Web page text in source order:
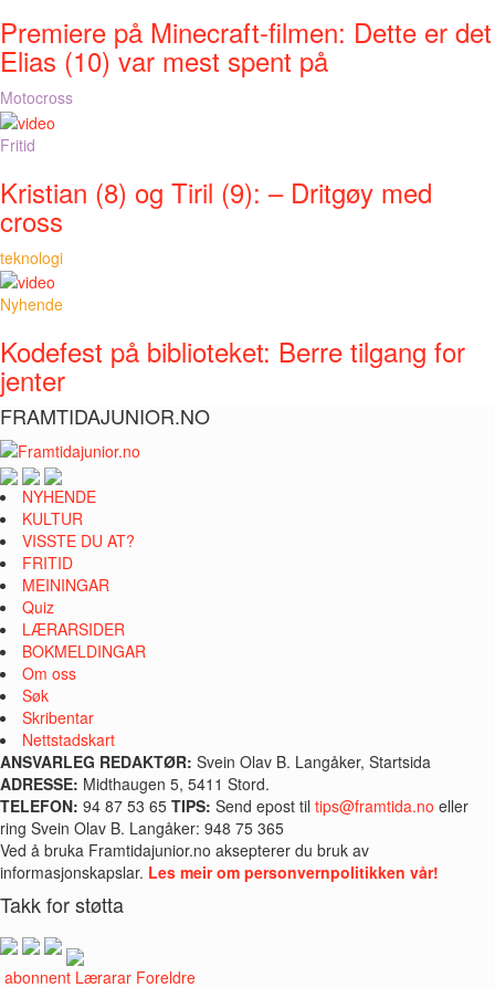
Premiere på Minecraft-filmen: Dette er det
Elias (10) var mest spent på
Motocross
Fritid
Kristian (8) og Tiril (9): – Dritgøy med
cross
teknologi
Nyhende
Kodefest på biblioteket: Berre tilgang for
jenter
FRAMTIDAJUNIOR.NO
NYHENDE
KULTUR
VISSTE DU AT?
FRITID
MEININGAR
Quiz
LÆRARSIDER
BOKMELDINGAR
Om oss
Søk
Skribentar
Nettstadskart
ANSVARLEG REDAKTØR: Svein Olav B. Langåker, Startsida
ADRESSE: Midthaugen 5, 5411 Stord.
TELEFON: 94 87 53 65 TIPS: Send epost til tips@framtida.no eller
ring Svein Olav B. Langåker: 948 75 365
Ved å bruka Framtidajunior.no aksepterer du bruk av
informasjonskapslar. Les meir om personvernpolitikken vår!
Takk for støtta
abonnent Lærarar Foreldre